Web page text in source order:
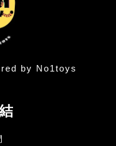
by No1toys